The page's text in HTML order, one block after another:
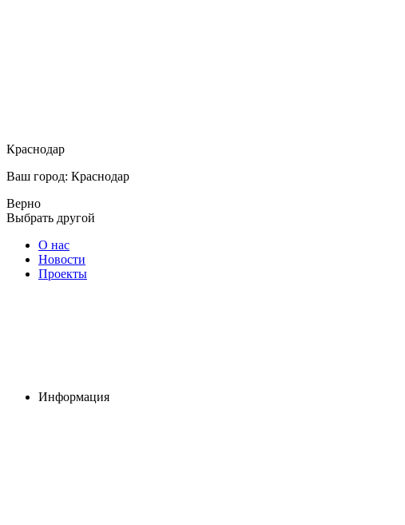
Краснодар
Ваш город: Краснодар
Верно
Выбрать другой
О нас
Новости
Проекты
Информация